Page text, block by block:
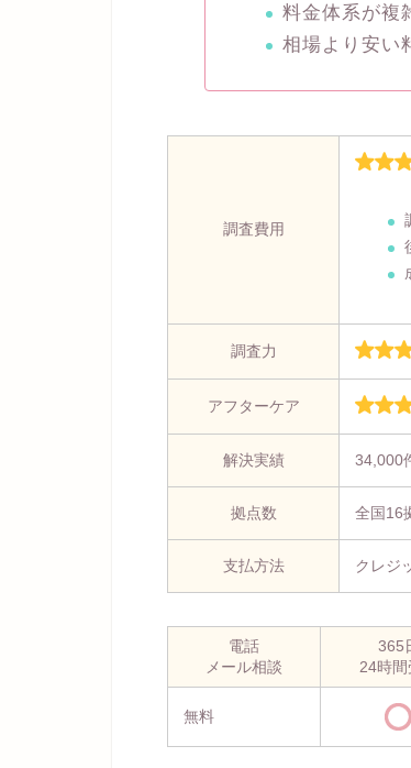
料金体系が複
相場より安い
調査費用
調査力
アフターケア
解決実績 34,000
拠点数 全国16
支払方法 クレジ
電話
メール相談
365
24時間
無料